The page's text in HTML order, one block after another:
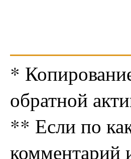
*
обратной
** Если по
комментарий